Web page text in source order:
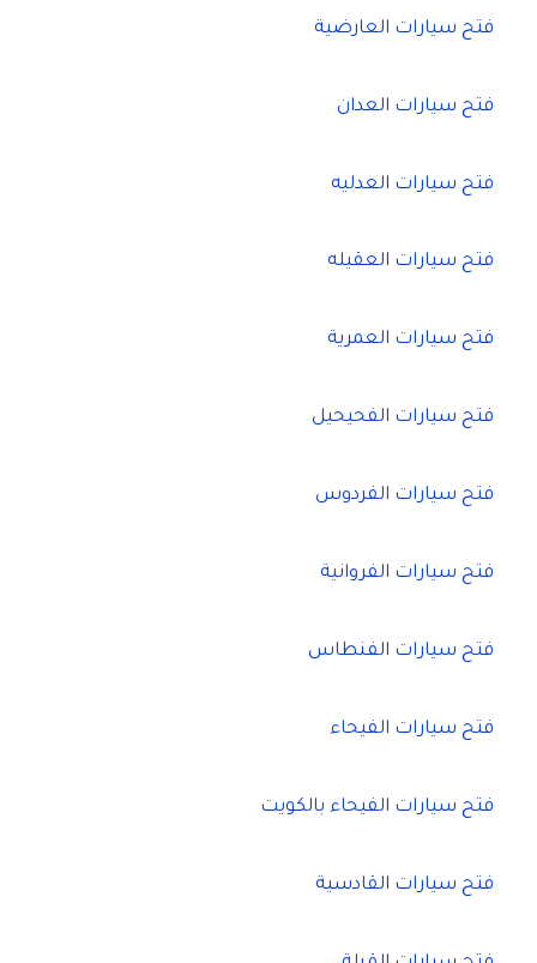
فتح سيارات العارضية
فتح سيارات العدان
فتح سيارات العدليه
فتح سيارات العقيله
فتح سيارات العمرية
فتح سيارات الفحيحيل
فتح سيارات الفردوس
فتح سيارات الفروانية
فتح سيارات الفنطاس
فتح سيارات الفيحاء
فتح سيارات الفيحاء بالكويت
فتح سيارات القادسية